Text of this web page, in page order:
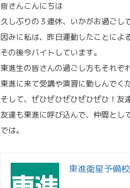
皆さんこんにちは
久しぶりの３連休、いかがお過ごし
因みに私は、昨日運動したことによ
その後今バイトしています。
東進生の皆さんの過ごし方もそれぞ
東進に来て受講や演習に勤しんでく
そして、ぜひぜひぜひぜひぜひ！友
友達も東進に呼び込んで、仲間とし
では。
東進衛星予備